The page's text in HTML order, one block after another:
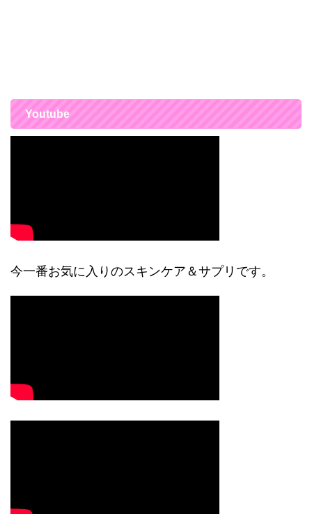
Youtube
今一番お気に入りのスキンケア＆サプリです。